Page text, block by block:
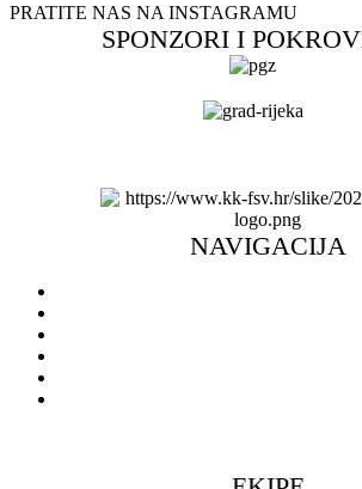
PRATITE NAS NA INSTAGRAMU
SPONZORI I
NAVIGACIJA